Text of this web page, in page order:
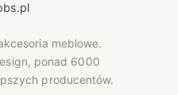
meblowe.
ponad 6000
producentów.